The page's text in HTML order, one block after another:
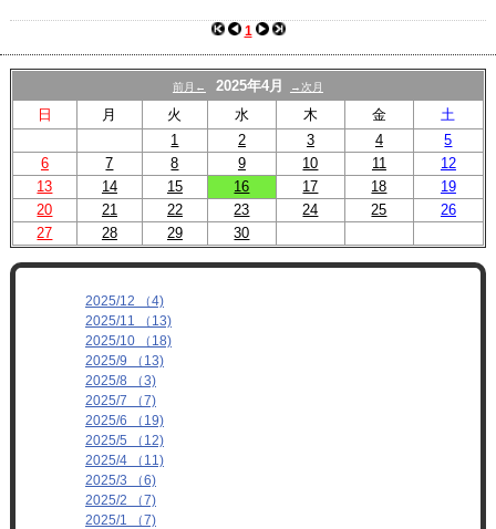
1
前月← 2025年4月 →次月
日 月 火 水 木 金
土
1
2 3 4
5
6
7 8 9 10 11
12
13
14 15 16 17 18
19
20
21 22 23 24 25
26
27
28 29 30
2025/12 （4)
2025/11 （13)
2025/10 （18)
2025/9 （13)
2025/8 （3)
2025/7 （7)
2025/6 （19)
2025/5 （12)
2025/4 （11)
2025/3 （6)
2025/2 （7)
2025/1 （7)